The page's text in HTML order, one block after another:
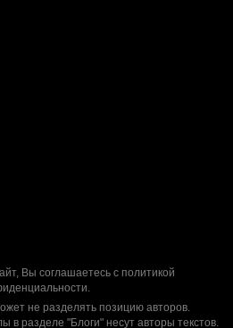
Вы соглашаетесь с политикой
.
не разделять позицию авторов.
в разделе "Блоги" несут авторы текстов.